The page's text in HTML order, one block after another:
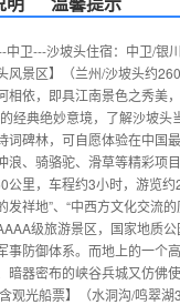
中卫---沙坡头住宿：中卫/银
风景区】（兰州/沙坡头约
相依，即具江南景色之秀美
经典绝妙意境，了解沙坡
词碑林，可自愿体验在中国
浪、骑骆驼、滑草等精彩项
公里，车程约3小时，游览
发祥地”、“中西方文化交流
级旅游景区，国家地质
事防御体系。而地上的一个
暗器密布的峡谷兵城又仿佛
观光船票】（水洞沟/鸣翠